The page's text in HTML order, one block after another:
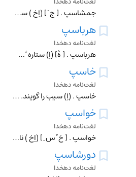
جمشاسپ . [ ج َ ] (اِخ ) سلیمان علیه السلام است اگر با خاتم و حور و پری مذکور شود و جمشید است اگر با جام و صراحی بگویند. (برهان ). برساخته ٔ فرقه ٔ آذرکیوان ، از
هرباسپ
لغت‌نامه دهخدا
هرباسپ . [ هََ] (اِ) ستاره ٔ سیار بود. (جهانگیری ). در برهان جمع آن هرپاسبان (بای فارسی بعد از راء) آمده است . رجوع به هرباسب و نیز رجوع به حاشیه ٔ برهان چ معین
خاسپ
لغت‌نامه دهخدا
خاسپ . (اِ) سیب را گویند. تفاح . (آنندراج ) (برهان قاطع) (فرهنگ جهانگیری ). رجوع بکلمه ٔ سیب شود.
خواسپ
لغت‌نامه دهخدا
خواسپ . [ خ ُ س ِ ] (اِخ ) نام قدیم رود کرخه . (یادداشت بخط مؤلف ).
دورشاسپ
لغت‌نامه دهخدا